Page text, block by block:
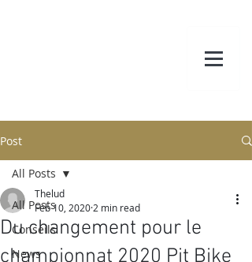
Post
All Posts
Conseils
News
All Posts
Du changement pour le
championnat 2020 Pit Bike
Thelud
Feb 10, 2020 2 min read